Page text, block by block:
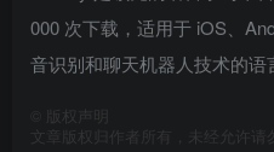
000 次下载，适用于 iOS、
音识别和聊天机器人技术的语
版权声明
文章版权归作者所有，未经允许请